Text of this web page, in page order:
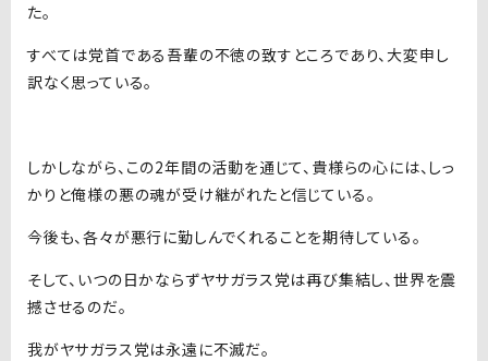
た。
すべては党首である吾輩の不徳の致すところであり、大変申し
訳なく思っている。
しかしながら、この2年間の活動を通じて、貴様らの心には、しっ
かりと俺様の悪の魂が受け継がれたと信じている。
今後も、各々が悪行に勤しんでくれることを期待している。
そして、いつの日かならずヤサガラス党は再び集結し、世界を震
撼させるのだ。
我がヤサガラス党は永遠に不滅だ。